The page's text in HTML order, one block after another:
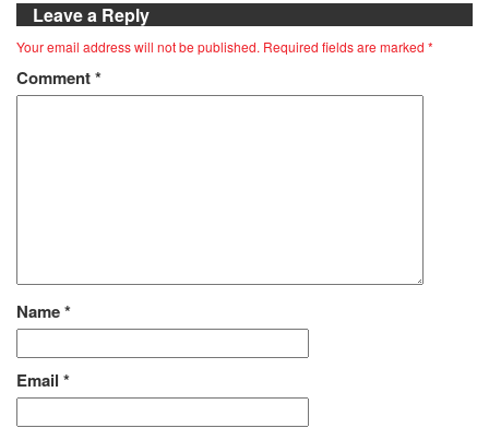
Leave a Reply
Your email address will not be published. Required fields are marked *
Comment*
Name*
Email *